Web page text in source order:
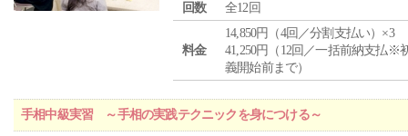
回数
全12回
料金
14,850円（4回／分割支払い）×3
41,250円（12回／一括前納支払※
義開始前まで）
手相中級実習 ～手相の実践テクニックを身につける～